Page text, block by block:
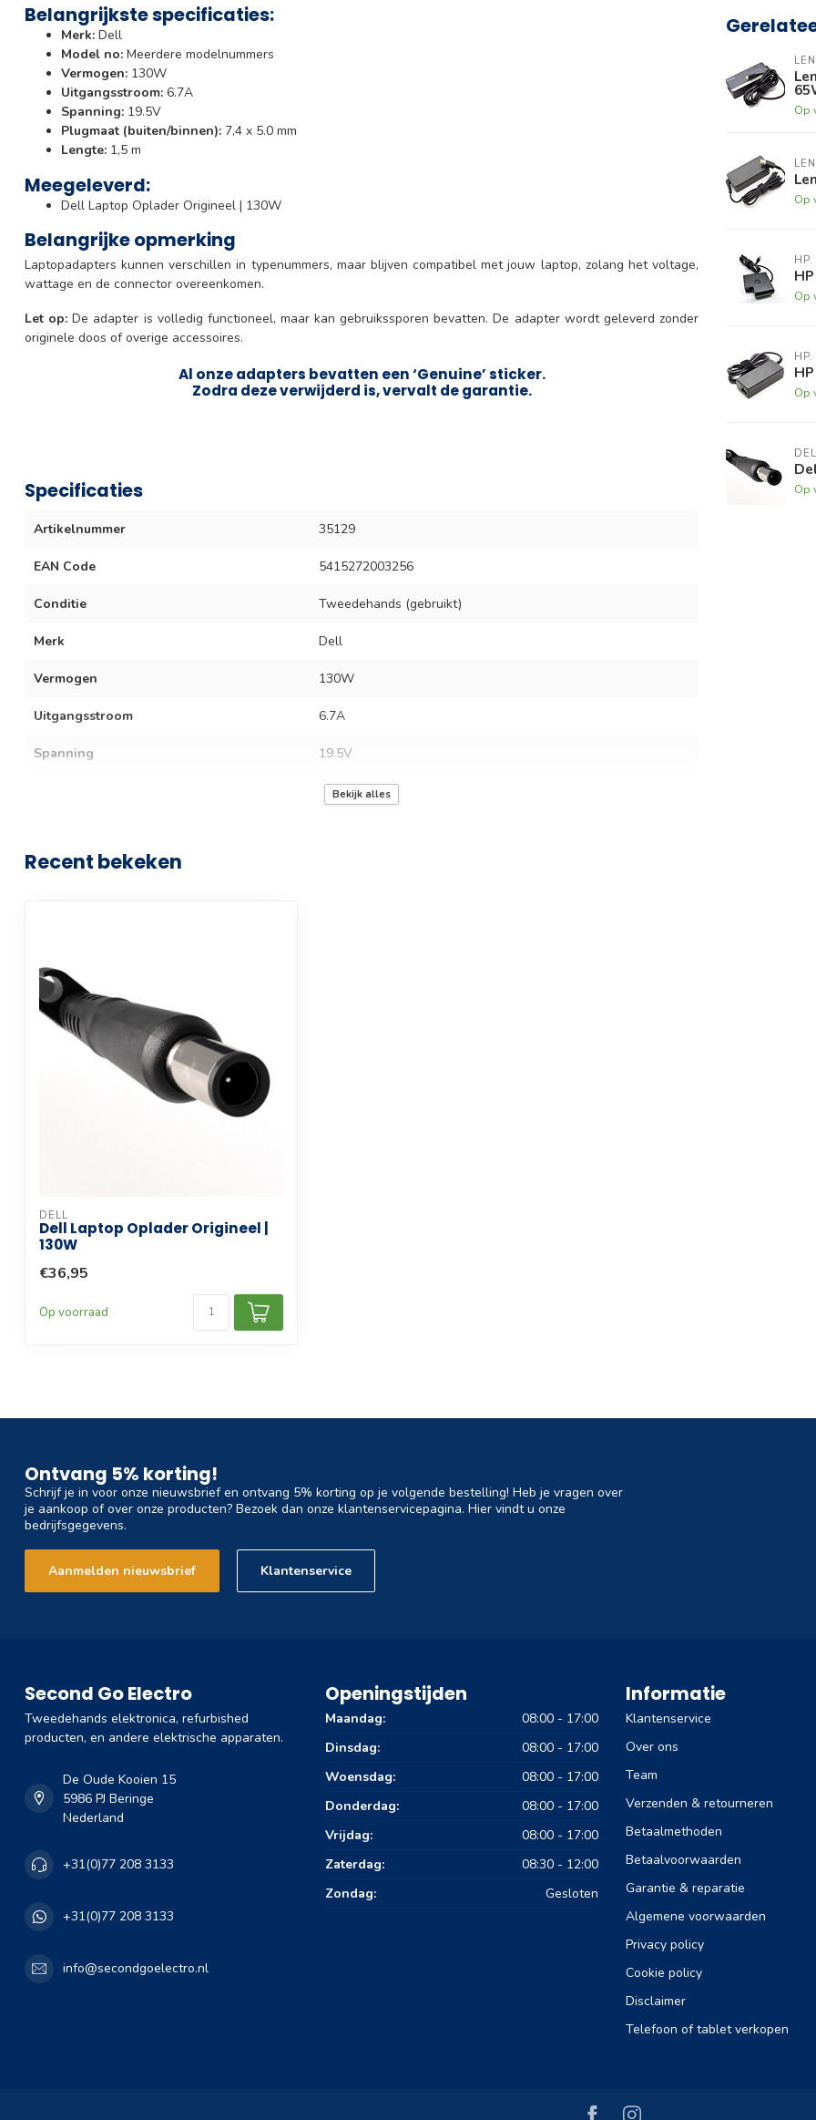
Belangrijkste specificaties:
Merk: Dell
Model no: Meerdere modelnummers
Vermogen: 130W
Uitgangsstroom: 6.7A
Spanning: 19.5V
Plugmaat (buiten/binnen): 7,4 x 5.0 mm
Lengte: 1,5 m
Meegeleverd:
Dell Laptop Oplader Origineel | 130W
Belangrijke opmerking
Laptopadapters kunnen verschillen in typenummers, maar blijven compatibel met jouw laptop, zolang het voltage,
wattage en de connector overeenkomen.
Let op: De adapter is volledig functioneel, maar kan gebruikssporen bevatten. De adapter wordt geleverd zonder
originele doos of overige accessoires.
Al onze adapters bevatten een ‘Genuine’ sticker.
Zodra deze verwijderd is, vervalt de garantie.
Specificaties
Artikelnummer 35129
EAN Code 5415272003256
Conditie Tweedehands (gebruikt)
Merk Dell
Vermogen 130W
Uitgangsstroom 6.7A
Spanning 19.5V
7.4 x 5.0 mm
Lengte
Bekijk alles
Op
Op
HP.
Op
HP.
Op
Op
Recent bekeken
DELL
Dell Laptop Oplader Origineel |
130W
€36,95
Op voorraad
Ontvang 5% korting!
Schrijf je in voor onze nieuwsbrief en ontvang 5% korting op je volgende bestelling! Heb je vragen over
je aankoop of over onze producten? Bezoek dan onze klantenservicepagina. Hier vindt u onze
bedrijfsgegevens.
Aanmelden nieuwsbrief Klantenservice
Second Go Electro
Tweedehands elektronica, refurbished
producten, en andere elektrische apparaten.
De Oude Kooien 15
5986 PJ Beringe
Nederland
+31(0)77 208 3133
+31(0)77 208 3133
info@secondgoelectro.nl
Openingstijden
Maandag:
08:00 - 17:00
Dinsdag:
08:00 - 17:00
Woensdag:
08:00 - 17:00
Donderdag:
08:00 - 17:00
Vrijdag:
08:00 - 17:00
Zaterdag:
08:30 - 12:00
Zondag:
Gesloten
Informatie
Klantenservice
Over ons
Team
Verzenden & retourneren
Betaalmethoden
Betaalvoorwaarden
Garantie & reparatie
Algemene voorwaarden
Privacy policy
Cookie policy
Disclaimer
Telefoon of tablet verkopen